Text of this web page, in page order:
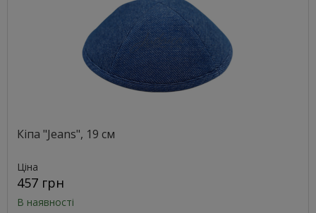
Кіпа "Jeans", 19 см
Ціна
457 грн
В наявності